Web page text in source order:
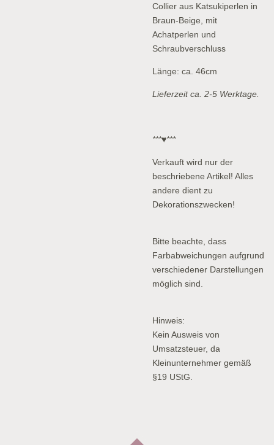
Collier aus Katsukiperlen in
Braun-Beige, mit
Achatperlen und
Schraubverschluss
Länge: ca. 46cm
Lieferzeit ca. 2-5 Werktage.
***♥***
Verkauft wird nur der
beschriebene Artikel! Alles
andere dient zu
Dekorationszwecken!
Bitte beachte, dass
Farbabweichungen aufgrund
verschiedener Darstellungen
möglich sind.
Hinweis:
Kein Ausweis von
Umsatzsteuer, da
Kleinunternehmer gemäß
§19 UStG.